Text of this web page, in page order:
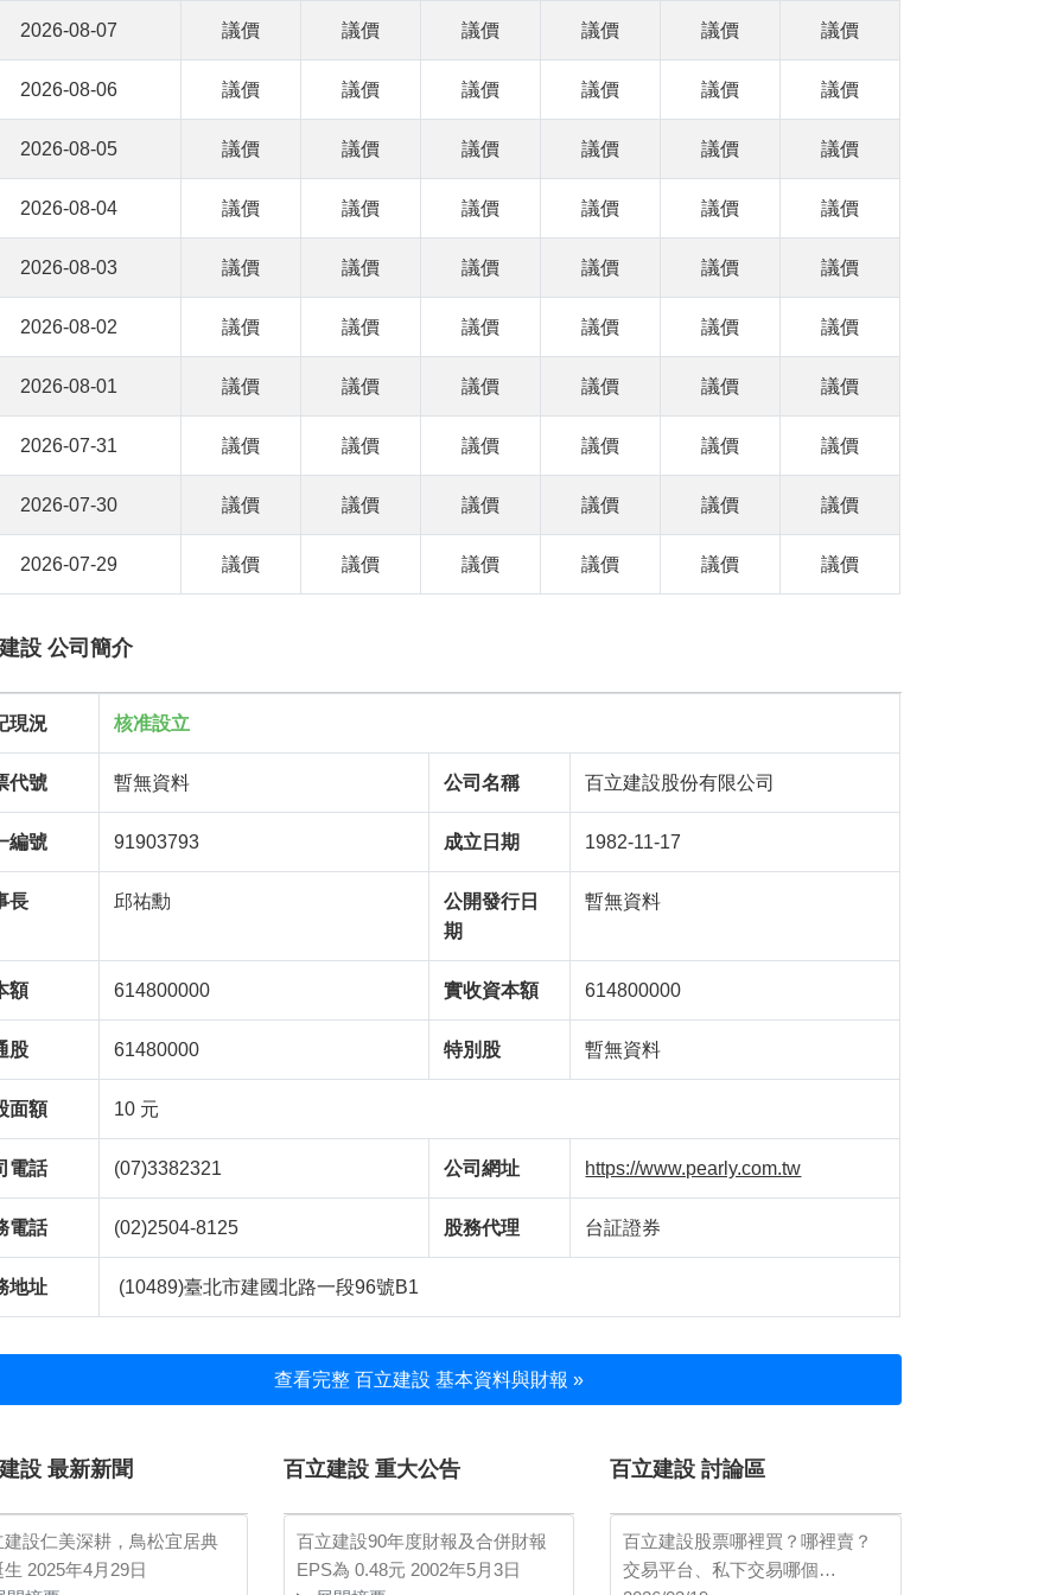
2026-08-07 議價 議價 議價 議價 議價 議價
2026-08-06 議價 議價 議價 議價 議價 議價
2026-08-05 議價 議價 議價 議價 議價 議價
2026-08-04 議價 議價 議價 議價 議價 議價
2026-08-03 議價 議價 議價 議價 議價 議價
2026-08-02 議價 議價 議價 議價 議價 議價
2026-08-01 議價 議價 議價 議價 議價 議價
2026-07-31 議價 議價 議價 議價 議價 議價
2026-07-30 議價 議價 議價 議價 議價 議價
2026-07-29 議價 議價 議價 議價 議價 議價
設 公司簡介
現況 核准設立
代號 暫無資料 公司名稱 百立建設股份有限公司
編號 91903793 成立日期 1982-11-17
長 邱祐勳
公開發行日
期
暫無資料
額 614800000 實收資本額 614800000
股 61480000 特別股 暫無資料
面額 10 元
電話 (07)3382321 公司網址 https://www.pearly.com.tw
電話 (02)2504-8125 股務代理 台証證券
地址 (10489)臺北市建國北路一段96號B1
查看完整 百立建設 基本資料與財報 »
設 最新新聞
建設仁美深耕，鳥松宜居典
生 2025年4月29日
百立建設 重大公告
百立建設90年度財報及合併財報
EPS為 0.48元 2002年5月3日
百立建設 討論區
百立建設股票哪裡買？哪裡賣？
交易平台、私下交易哪個…